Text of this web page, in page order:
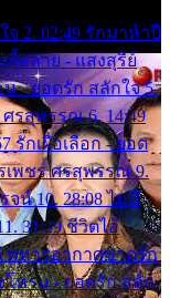
2. 02:49 รักมาห้าปี
สื้อลาย - แสงสุรีย์
- ยอดรัก สลักใจ 5.
รสุพรรณ 6. 14:49
รักเผื่อเลือก - ยอด
เพชร ศรสุพรรณ 9.
จน์ 10. 28:08 ไม่มี
31:29 ชีวิตไอ้
ทหารอากาศขาดรัก
โทรม - ยอดรัก สลัก